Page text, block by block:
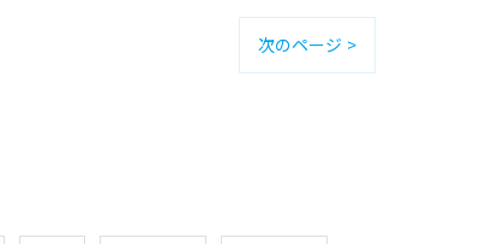
次のページ >